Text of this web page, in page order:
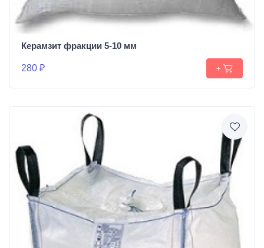
Керамзит фракции 5-10 мм
280 ₽ +